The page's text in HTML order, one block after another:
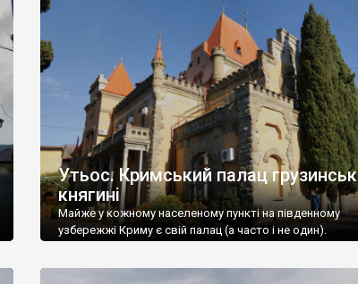
Утьос. Кримський палац
княгині
Майже у кожному населеному пункті на південному
узбережжі Криму є свій палац (а часто і не один).